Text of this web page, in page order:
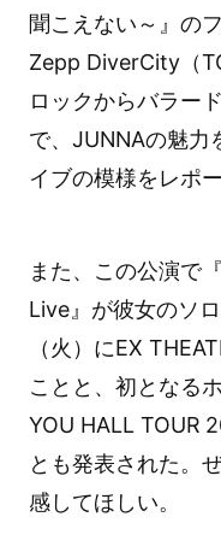
聞こえない～』の
Zepp DiverCity（
ロックからバラー
で、JUNNAの魅力
イブの模様をレポ
また、この公演で
Live』が彼女のソ
（火）にEX
ことと、初となる
YOU HALL TOUR
とも発表された。
感してほしい。